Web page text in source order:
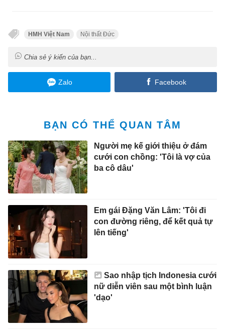
HMH Việt Nam Nội thất Đức
Chia sẻ ý kiến của bạn...
Zalo Facebook
BẠN CÓ THỂ QUAN TÂM
Người mẹ kế giới thiệu ở đám
cưới con chồng: 'Tôi là vợ của
ba cô dâu'
Em gái Đặng Văn Lâm: 'Tôi đi
con đường riêng, để kết quả tự
lên tiếng'
Sao nhập tịch Indonesia cưới
nữ diễn viên sau một bình luận
'dạo'